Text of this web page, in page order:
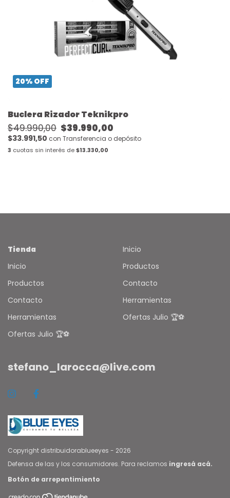
20% OFF
Buclera Rizador Teknikpro
$49.990,00 $39.990,00
$33.991,50 con Transferencia o depósito
3 cuotas sin interés de$13.330,00
Tienda
Inicio
Productos
Contacto
Herramientas
Ofertas Julio 🏆⚽
Inicio
Productos
Contacto
Herramientas
Ofertas Julio 🏆⚽
stefano_larocca@live.com
Copyright distribuidorablueeyes - 2026
Defensa de las y los consumidores. Para reclamos ingresá acá.
Botón de arrepentimiento